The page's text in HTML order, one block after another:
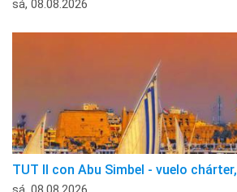
sá, 08.08.2026
TUT II con Abu Simbel - vuelo